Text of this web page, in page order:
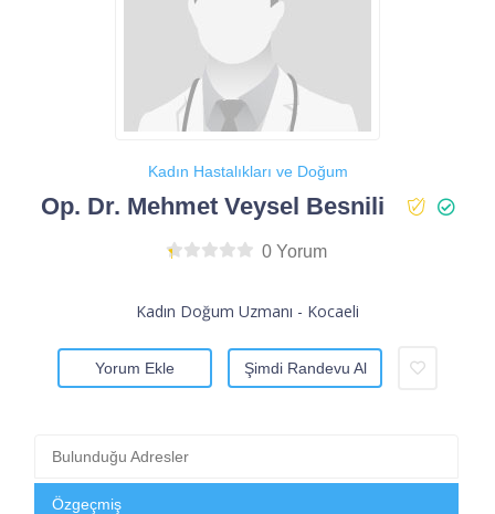
Kadın Hastalıkları ve Doğum
Op. Dr. Mehmet Veysel Besnili
0 Yorum
Kadın Doğum Uzmanı - Kocaeli
Yorum Ekle Şimdi Randevu Al
Bulunduğu Adresler
Özgeçmiş